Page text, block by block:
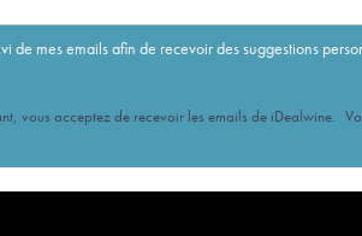
de mes emails afin de recevoir des suggestions
vous acceptez de recevoir les emails de iDealwine.